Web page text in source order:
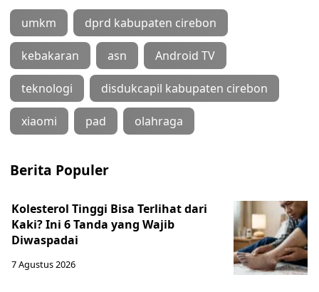
umkm dprd kabupaten cirebon
kebakaran asn Android TV
teknologi disdukcapil kabupaten cirebon
xiaomi pad olahraga
Berita Populer
Kolesterol Tinggi Bisa Terlihat dari
Kaki? Ini 6 Tanda yang Wajib
Diwaspadai
7 Agustus 2026